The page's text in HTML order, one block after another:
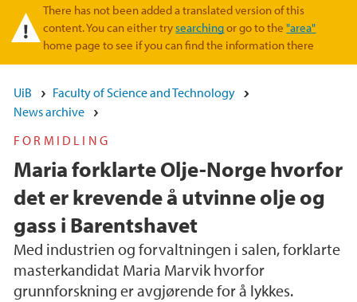
Warning message
There has not been added a translated version of this
content. You can either try searchingor go to the"area"
home page to see if you can find the information there
UiB
Faculty of Science and Technology
News archive
FORMIDLING
Maria forklarte Olje-Norge hvorfor
det er krevende å utvinne olje og
gass i Barentshavet
Med industrien og forvaltningen i salen, forklarte
masterkandidat Maria Marvik hvorfor
grunnforskning er avgjørende for å lykkes.